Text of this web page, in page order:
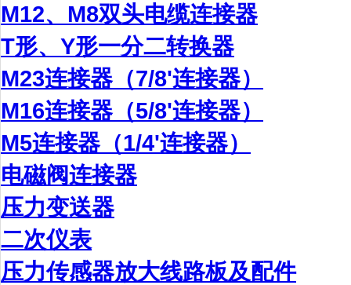
M12、M8双头电缆连接器
T形、Y形一分二转换器
M23连接器（7/8'连接器）
M16连接器（5/8'连接器）
M5连接器（1/4'连接器）
电磁阀连接器
压力变送器
二次仪表
压力传感器放大线路板及配件